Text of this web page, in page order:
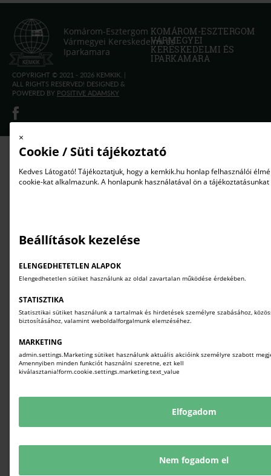
×
Cookie / Süti tájékoztató
Kedves Látogató! Tájékoztatjuk, hogy a kemkik.hu honlap felhasználói
cookie-kat alkalmazunk. A honlapunk használatával ön a
Beállítások kezelése
ELENGEDHETETLEN ALAPOK
Elengedhetetlen sütiket használunk az oldal zavartalan működése érdekében.
STATISZTIKA
Statisztikai sütiket használunk a tartalmak és hirdetések személyre szabásához,
biztosításához, valamint weboldalforgalmunk elemzéséhez.
MARKETING
admin.settings.Marketing sütiket használunk aktuális akcióink személyre szabott
Amennyiben minden funkciót használni szeretne, ezt kell
kiválasztania!form.cookie.settings.marketing.text_value
Elfogadom
Nem fogadom el
Komárom-Esztergom
Vármegyei Kereskedelmi és
Iparkamara
COPYRIGHT © 2021 - 2026 KEMKIK. |
ALL RIGHTS RESERVED! DESIGNED &
POWERED BY POSITIVE ADAMSKY
KOMÁROM-ESZTERGOM
VÁRMEGYEI
KERESKEDELMI ÉS
IPARKAMARA